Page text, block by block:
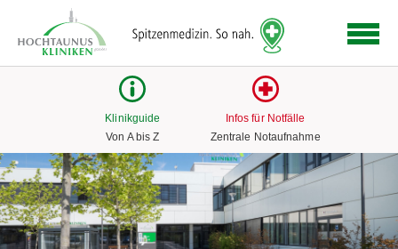
Link
zur
Startseite
Klinikguide
Von A bis Z
Infos für Notfälle
Zentrale Notaufnahme